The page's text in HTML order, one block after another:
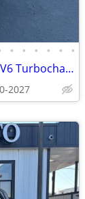
• • • • • •
2016 Land Rover Range Rover Sport 3.0L V6 Turbocharged Diesel SE Td6
2027